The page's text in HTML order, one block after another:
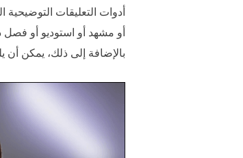
أدوات التعليقات
أو مشهد أو استوديو أو
بالإضافة إلى ذلك، يمكن أن